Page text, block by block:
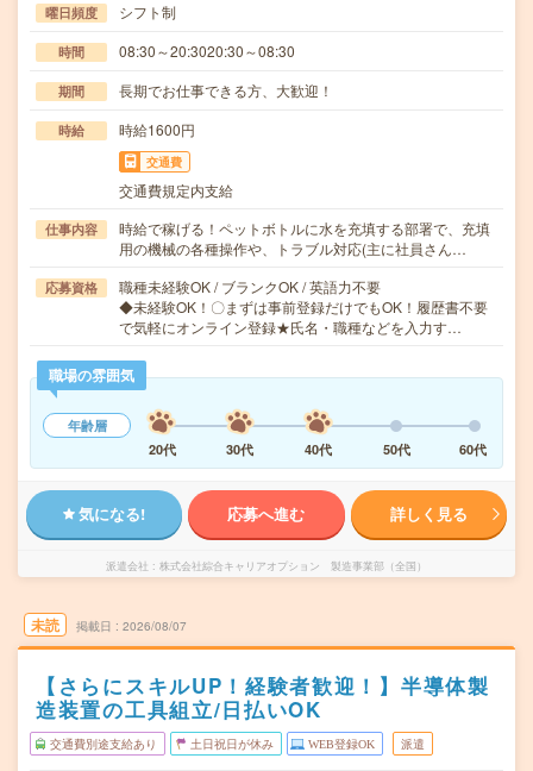
曜日頻度 シフト制
時間 08:30～20:3020:30～08:30
期間 長期でお仕事できる方、大歓迎！
時給 時給1600円
交通費
交通費規定内支給
仕事内容
時給で稼げる！ペットボトルに水を充填する部署で、充填
用の機械の各種操作や、トラブル対応(主に社員さん…
応募資格
職種未経験OK / ブランクOK / 英語力不要
◆未経験OK！〇まずは事前登録だけでもOK！履歴書不要
で気軽にオンライン登録★氏名・職種などを入力す…
職場の雰囲気
年齢層
20代
30代 40代 50代 60代
気になる! 応募へ進む 詳しく見る
派遣会社 株式会社綜合キャリアオプション 製造事業部（全国）
未読 掲載日 2026/08/07
【さらにスキルUP！経験者歓迎！】半導体製
造装置の工具組立/日払いOK
交通費別途支給あり 土日祝日が休み WEB登録OK 派遣